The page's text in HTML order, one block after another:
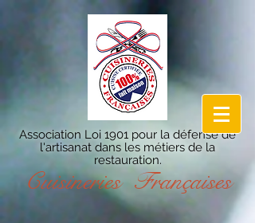
Association Loi 1901 pour la défense de
l'artisanat dans les métiers de la
restauration.
Cuisineries Françaises